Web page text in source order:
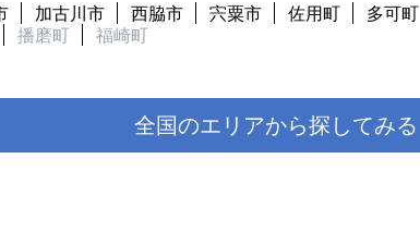
加古川市 西脇市 宍粟市 佐用町 多可町
播磨町 福崎町
全国のエリアから探してみる